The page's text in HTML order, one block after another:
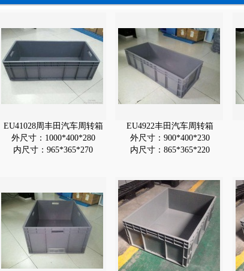
EU41028周丰田汽车周转箱
外尺寸：1000*400*280
内尺寸：965*365*270
EU4922丰田汽车周转箱
外尺寸：900*400*230
内尺寸：865*365*220